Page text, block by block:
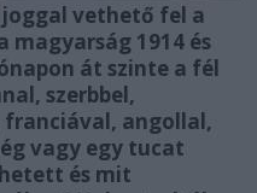
joggal vethető fel a
1914 és
át szinte a fél
szerbbel,
angollal,
vagy egy tucat
és mit